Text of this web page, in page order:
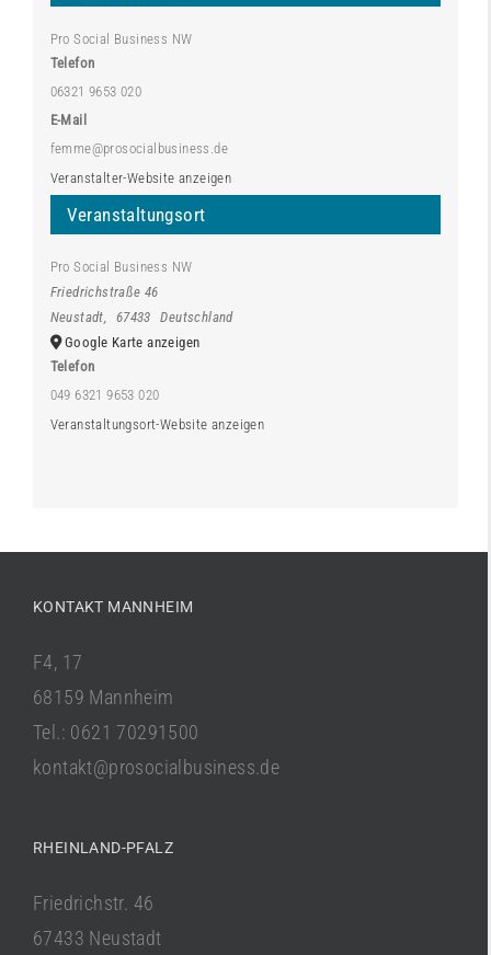
Veranstaltungsort
Pro Social Business NW
Friedrichstraße 46
Neustadt, 67433
Deutschland
Google Karte anzeigen
Telefon
049 6321 9653 020
Veranstaltungsort-Website anzeigen
Pro Social Business NW
Telefon
06321 9653 020
E-Mail
femme@prosocialbusiness.de
Veranstalter-Website anzeigen
KONTAKT MANNHEIM
F4, 17
68159 Mannheim
Tel.: 0621 70291500
kontakt@prosocialbusiness.de
RHEINLAND-PFALZ
Friedrichstr. 46
67433 Neustadt